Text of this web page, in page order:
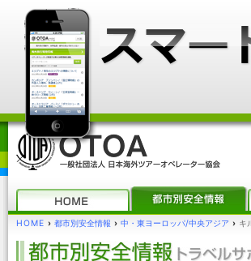
HOME › 都市別安全情報 › 中・東ヨーロッパ/中央アジア › キ